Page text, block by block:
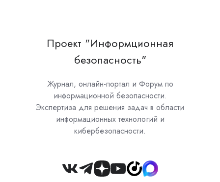
Проект "Информционная
безопасность"
Журнал, онлайн-портал и Форум по
информационной безопасности.
Экспертиза для решения задач в области
информационных технологий и
кибербезопасности.
Join